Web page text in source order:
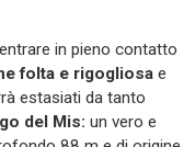
in pieno contatto
folta e rigogliosa e
estasiati da tanto
del Mis: un vero e